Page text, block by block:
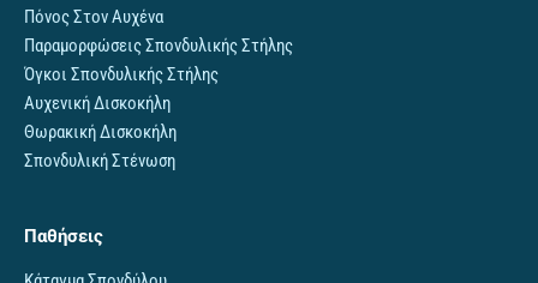
Πόνος Στον Αυχένα
Παραμορφώσεις Σπονδυλικής Στήλης
Όγκοι Σπονδυλικής Στήλης
Αυχενική Δισκοκήλη
Θωρακική Δισκοκήλη
Σπονδυλική Στένωση
Παθήσεις